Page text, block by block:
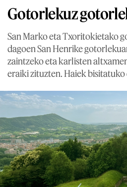
Gotorlekuz
San Marko eta Txoritokietako
dagoen San Henrike
zaintzeko eta karlisten
eraiki zituzten. Haiek